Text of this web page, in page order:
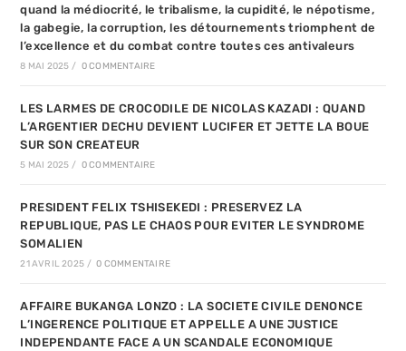
quand la médiocrité, le tribalisme, la cupidité, le népotisme,
la gabegie, la corruption, les détournements triomphent de
l’excellence et du combat contre toutes ces antivaleurs
8 MAI 2025 / 0 COMMENTAIRE
LES LARMES DE CROCODILE DE NICOLAS KAZADI : QUAND
L’ARGENTIER DECHU DEVIENT LUCIFER ET JETTE LA BOUE
SUR SON CREATEUR
5 MAI 2025 / 0 COMMENTAIRE
PRESIDENT FELIX TSHISEKEDI : PRESERVEZ LA
REPUBLIQUE, PAS LE CHAOS POUR EVITER LE SYNDROME
SOMALIEN
21 AVRIL 2025 / 0 COMMENTAIRE
AFFAIRE BUKANGA LONZO : LA SOCIETE CIVILE DENONCE
L’INGERENCE POLITIQUE ET APPELLE A UNE JUSTICE
INDEPENDANTE FACE A UN SCANDALE ECONOMIQUE